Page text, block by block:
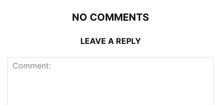
NO COMMENTS
LEAVE A REPLY